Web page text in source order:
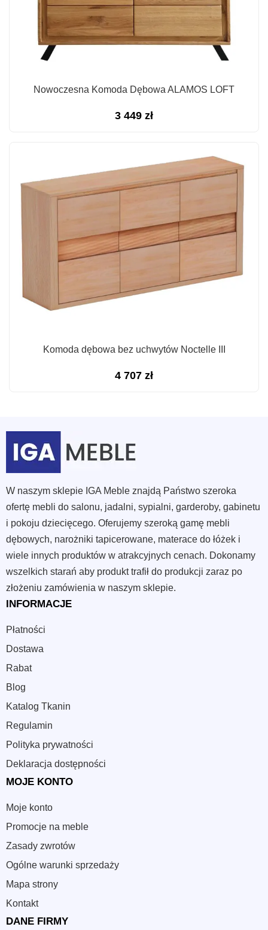
Nowoczesna Komoda Dębowa ALAMOS LOFT
3 449 zł
Komoda dębowa bez uchwytów Noctelle III
4 707 zł
W naszym sklepie IGA Meble znajdą Państwo szeroka
ofertę mebli do salonu, jadalni, sypialni, garderoby, gabinetu
i pokoju dziecięcego. Oferujemy szeroką gamę mebli
dębowych, narożniki tapicerowane, materace do łóżek i
wiele innych produktów w atrakcyjnych cenach. Dokonamy
wszelkich starań aby produkt trafił do produkcji zaraz po
złożeniu zamówienia w naszym sklepie.
INFORMACJE
Płatności
Dostawa
Rabat
Blog
Katalog Tkanin
Regulamin
Polityka prywatności
Deklaracja dostępności
MOJE KONTO
Moje konto
Promocje na meble
Zasady zwrotów
Ogólne warunki sprzedaży
Mapa strony
Kontakt
DANE FIRMY